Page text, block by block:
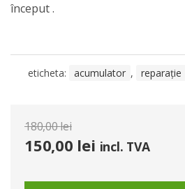
început .
eticheta: acumulator , reparație
180,00lei
150,00 lei incl. TVA